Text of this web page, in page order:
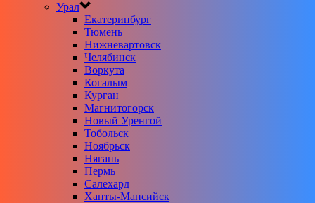
Урал
Екатеринбург
Тюмень
Нижневартовск
Челябинск
Воркута
Когалым
Курган
Магнитогорск
Новый Уренгой
Тобольск
Ноябрьск
Нягань
Пермь
Салехард
Ханты-Мансийск